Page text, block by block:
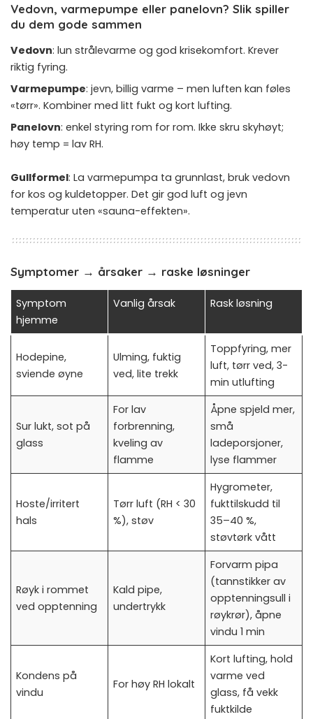
Vedovn, varmepumpe eller panelovn? Slik spiller
du dem gode sammen
Vedovn: lun strålevarme og god krisekomfort. Krever
riktig fyring.
Varmepumpe: jevn, billig varme – men luften kan føles
«tørr». Kombiner med litt fukt og kort lufting.
Panelovn: enkel styring rom for rom. Ikke skru skyhøyt;
høy temp = lav RH.
Gullformel: La varmepumpa ta grunnlast, bruk vedovn
for kos og kuldetopper. Det gir god luft og jevn
temperatur uten «sauna-effekten».
Symptomer → årsaker → raske løsninger
Symptom
hjemme
Vanlig årsak Rask løsning
Hodepine,
sviende øyne
Ulming, fuktig
ved, lite trekk
Toppfyring, mer
luft, tørr ved, 3-
min utlufting
Sur lukt, sot på
glass
For lav
forbrenning,
kveling av
flamme
Åpne spjeld mer,
små
ladeporsjoner,
lyse flammer
Hoste/irritert
hals
Tørr luft (RH < 30
%), støv
Hygrometer,
fukttilskudd til
35–40 %,
støvtørk vått
Røyk i rommet
ved opptenning
Kald pipe,
undertrykk
Forvarm pipa
(tannstikker av
opptenningsull i
røykrør), åpne
vindu 1 min
Kondens på
vindu
For høy RH lokalt
Kort lufting, hold
varme ved
glass, få vekk
fuktkilde